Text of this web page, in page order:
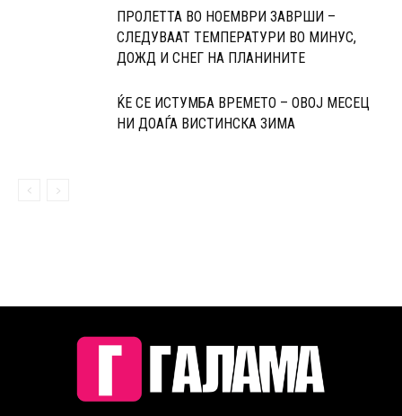
ПРОЛЕТТА ВО НОЕМВРИ ЗАВРШИ –
СЛЕДУВААТ ТЕМПЕРАТУРИ ВО МИНУС,
ДОЖД И СНЕГ НА ПЛАНИНИТЕ
ЌЕ СЕ ИСТУМБА ВРЕМЕТО – ОВОЈ МЕСЕЦ
НИ ДОАЃА ВИСТИНСКА ЗИМА